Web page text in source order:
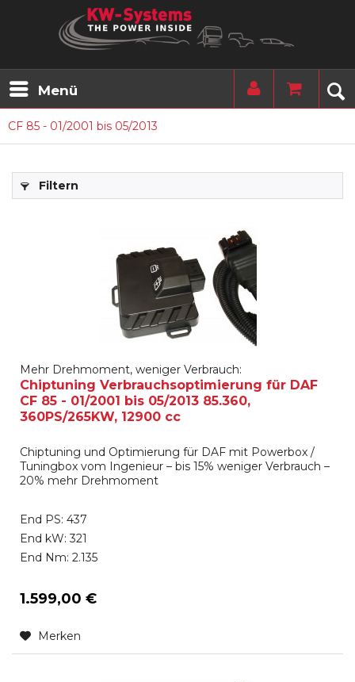
Menü
CF 85 - 01/2001 bis 05/2013
Filtern
Mehr Drehmoment, weniger Verbrauch:
Chiptuning Verbrauchsoptimierung für DAF
CF 85 - 01/2001 bis 05/2013 85.360,
360PS/265KW, 12900 cc
Chiptuning und Optimierung für DAF mit Powerbox /
Tuningbox vom Ingenieur – bis 15% weniger Verbrauch –
20% mehr Drehmoment
End PS: 437
End kW: 321
End Nm: 2.135
1.599,00 €
Merken